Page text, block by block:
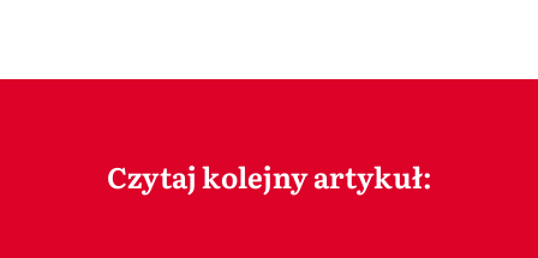
Czytaj kolejny artykuł: